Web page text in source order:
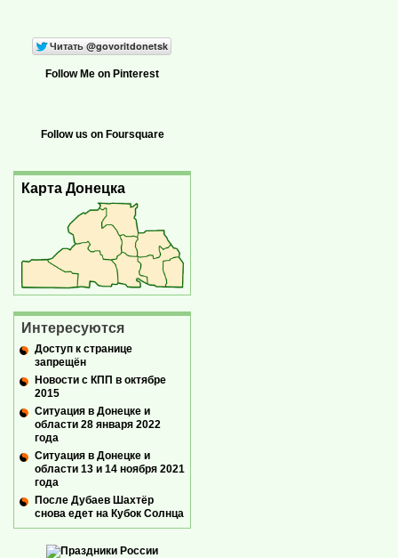
Follow Me on Pinterest
Follow us on Foursquare
Карта Донецка
Интересуются
Доступ к странице
запрещён
Новости с КПП в октябре
2015
Ситуация в Донецке и
области 28 января 2022
года
Ситуация в Донецке и
области 13 и 14 ноября 2021
года
После Дубаев Шахтёр
снова едет на Кубок Солнца